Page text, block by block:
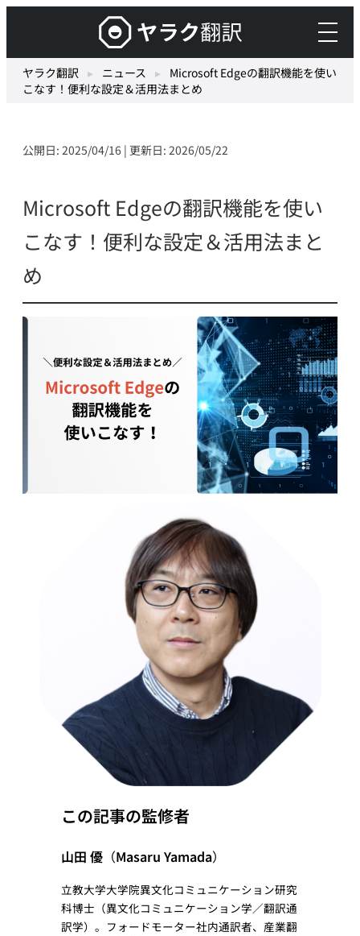
を
ヤ
ラ
ク
翻
最
端
の
AI
翻
械
翻
訳
ヤラク翻訳 ▸ ニュース ▸
Microsoft Edgeの翻訳機能を使い
こなす！便利な設定＆活用法まとめ
公開日: 2025/04/16 | 更新日: 2026/05/22
Microsoft Edgeの翻訳機能を使い
こなす！便利な設定＆活用法まと
め
この記事の監修者
山田 優 （Masaru Yamada）
立教大学大学院異文化コミュニケーション研究
科博士（異文化コミュニケーション学／翻訳通
訳学）。フォードモーター社内通訳者、産業翻